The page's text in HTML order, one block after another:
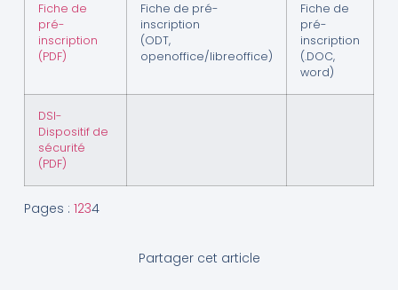
Fiche de
pré-
inscription
(PDF)
Fiche de pré-
inscription
(ODT,
openoffice/libreoffice)
Fiche de
pré-
inscription
(.DOC,
word)
DSI-
Dispositif de
sécurité
(PDF)
Pages : 1234
Partager cet article